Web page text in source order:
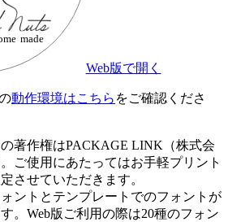
Web版で開く
動作環境はこちら をご確認くださ
著作権はPACKAGE LINK（株式会
ご使用にあたってはお手軽プリント
させていただきます。
ントとテンプレートでのフォントが
。Web版ご利用の際は20種のフォン